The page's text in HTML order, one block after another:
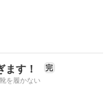
ループ 　御曹司
たは？
ます！ 完
を履かない